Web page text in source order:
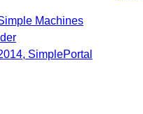
Machines
SimplePortal